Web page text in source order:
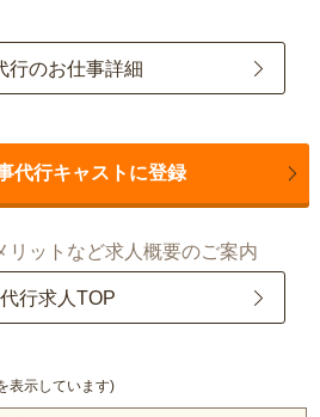
行のお仕事詳細
代行キャストに登録
リットなど求人概要のご案内
行求人TOP
表示しています)